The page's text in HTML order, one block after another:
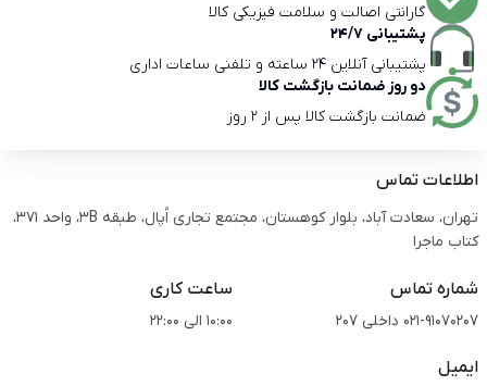
گارانتی اصالت و سلامت فیزیکی کالا
پشتیبانی 24/7
پشتیبانی آنلاین 24 ساعته و تلفنی ساعات اداری
دو روز ضمانت بازگشت کالا
ضمانت بازگشت کالا پس از 2 روز
اطلاعات تماس
تهران، سعادت آباد، بلوار کوهستان، مجتمع تجاری اُپال، طبقه 3B، واحد 371،
کتاب ماجرا
شماره تماس
021-91070207 داخلی 207
ساعت کاری
10:00 الی 22:00
ایمیل